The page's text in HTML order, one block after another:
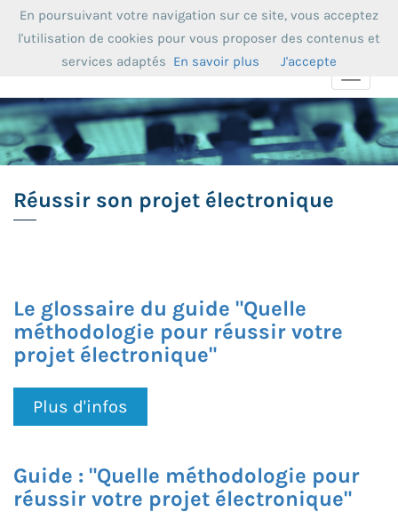
Toggle
Réussir son projet électronique
Le glossaire du guide "Quelle
méthodologie pour réussir votre
projet électronique"
Plus d'infos
Guide : "Quelle méthodologie pour
réussir votre projet électronique"
En poursuivant votre navigation sur ce site, vous acceptez
l'utilisation de cookies pour vous proposer des contenus et
services adaptés En savoir plus J'accepte